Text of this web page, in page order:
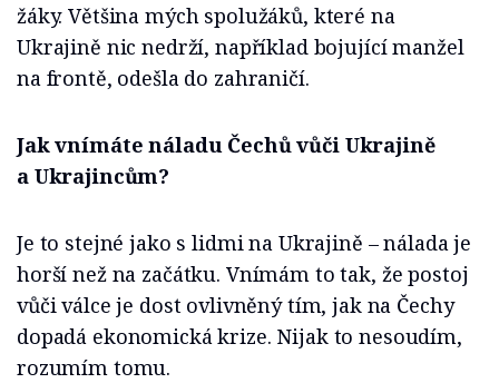
žáky. Většina mých spolužáků, které na
Ukrajině nic nedrží, například bojující manžel
na frontě, odešla do zahraničí.
Jak vnímáte náladu Čechů vůči Ukrajině
a Ukrajincům?
Je to stejné jako s lidmi na Ukrajině – nálada je
horší než na začátku. Vnímám to tak, že postoj
vůči válce je dost ovlivněný tím, jak na Čechy
dopadá ekonomická krize. Nijak to nesoudím,
rozumím tomu.